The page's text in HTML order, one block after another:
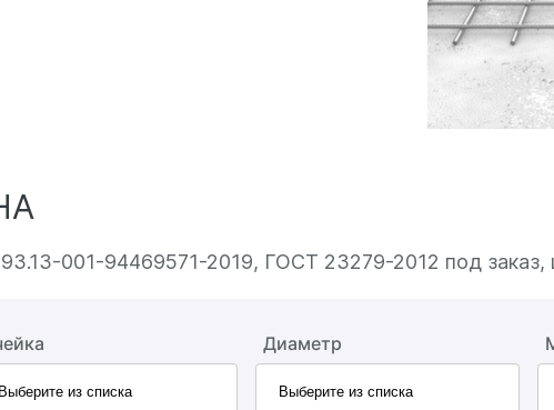
001-94469571-2019, ГОСТ 23279-2012 под заказ,
Диаметр